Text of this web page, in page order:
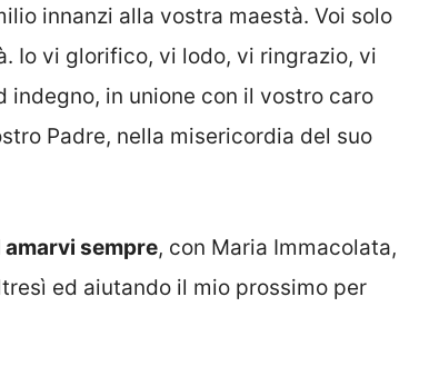
innanzi alla vostra maestà. Voi solo
Io vi glorifico, vi lodo, vi ringrazio, vi
in unione con il vostro caro
Padre, nella misericordia del suo
sempre, con Maria Immacolata,
ed aiutando il mio prossimo per